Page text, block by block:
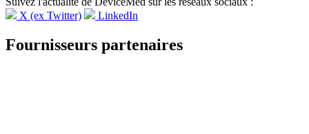
X (ex Twitter)
LinkedIn
Fournisseurs partenaires